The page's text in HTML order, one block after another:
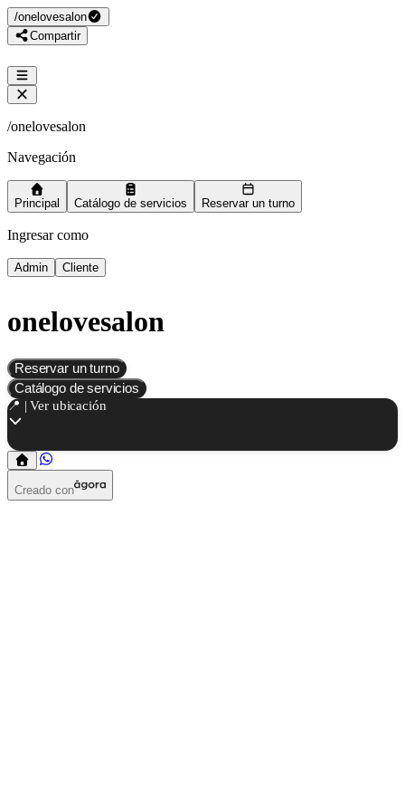
/onelovesalon
Compartir
/onelovesalon
Navegación
Principal Catálogo de servicios Reservar un turno
Ingresar como
Admin Cliente
onelovesalon
Reservar un turno
Catálogo de servicios
📍 | Ver ubicación
Creado con